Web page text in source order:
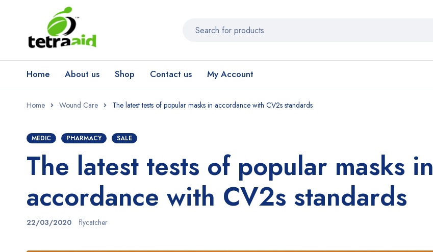
Home About us Shop Contact us My Account
Home Wound Care The latest tests of popular masks in accordance with CV2s standards
MEDIC PHARMACY SALE
The latest tests of popular masks in
accordance with CV2s standards
22/03/2020 flycatcher